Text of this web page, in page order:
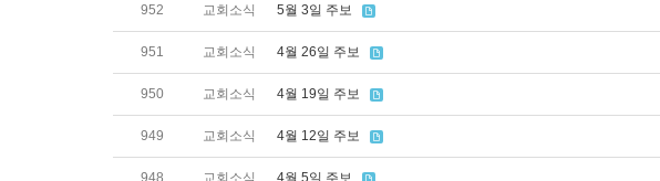
952 교회소식 5월 3일 주보
951 교회소식 4월 26일 주보
950 교회소식 4월 19일 주보
949 교회소식 4월 12일 주보
948 교회소식 4월 5일 주보